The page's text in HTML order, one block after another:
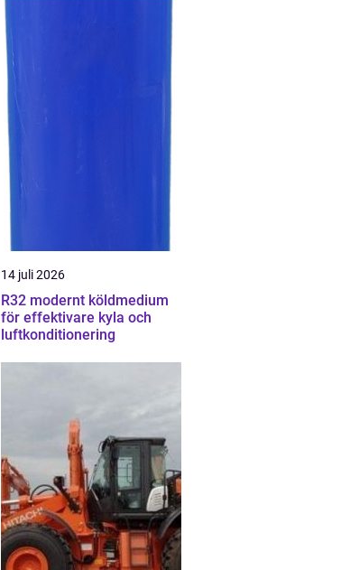
14 juli 2026
R32 modernt köldmedium
för effektivare kyla och
luftkonditionering